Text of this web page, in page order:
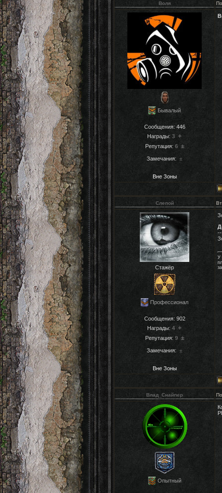
Воля
Бывалый
Сообщения: 446
Награды: 3 +
Репутация: 6 ±
Замечания: ±
Вне Зоны
Слепой
Стажёр
Профессионал
Сообщения: 902
Награды: 4 +
Репутация: 9 ±
Замечания: ±
Вне Зоны
У
Влад_Снайпер
Опытный